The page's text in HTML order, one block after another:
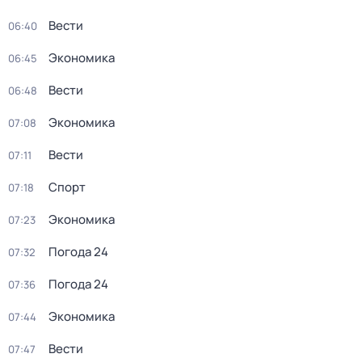
06:40 Вести
06:45 Экономика
06:48 Вести
07:08 Экономика
07:11 Вести
07:18 Спорт
07:23 Экономика
07:32 Погода 24
07:36 Погода 24
07:44 Экономика
07:47 Вести